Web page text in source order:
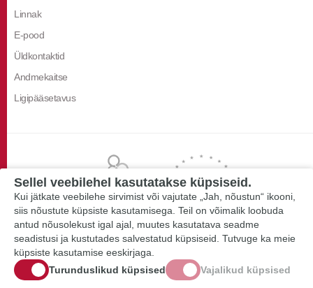
Linnak
E-pood
Üldkontaktid
Andmekaitse
Ligipääsetavus
Sellel veebilehel kasutatakse küpsiseid.
Kui jätkate veebilehe sirvimist või vajutate „Jah, nõustun“ ikooni,
siis nõustute küpsiste kasutamisega. Teil on võimalik loobuda
antud nõusolekust igal ajal, muutes kasutatava seadme
seadistusi ja kustutades salvestatud küpsiseid. Tutvuge ka meie
küpsiste kasutamise eeskirjaga.
Turunduslikud küpsised
Vajalikud küpsised